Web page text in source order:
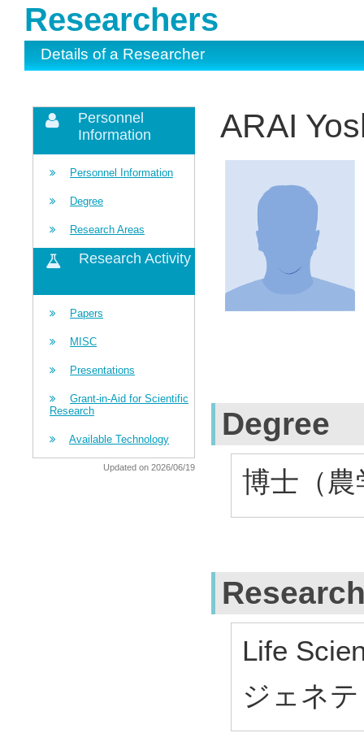
Researchers
Details of a Researcher
Personnel
Information
Personnel Information
Degree
Research Areas
Research Activity
Papers
MISC
Presentations
Grant-in-Aid for Scientific
Research
Available Technology
Updated on 2026/06/19
ARAI
Degree
博士（
Life
ジェネ